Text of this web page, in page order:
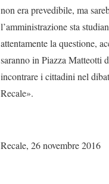
non era prevedibile, ma
l’amministrazione sta
attentamente la questione,
saranno in Piazza Matteotti
incontrare i cittadini nel
Recale».
Recale, 26 novembre 2016